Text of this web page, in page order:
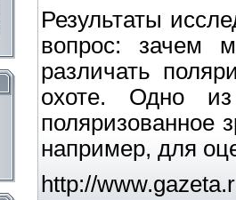
Результаты
вопрос: зачем
различать
охоте. Одно
поляризованное
например, для
http://